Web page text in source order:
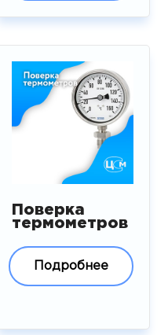
Поверка
термометров
Подробнее